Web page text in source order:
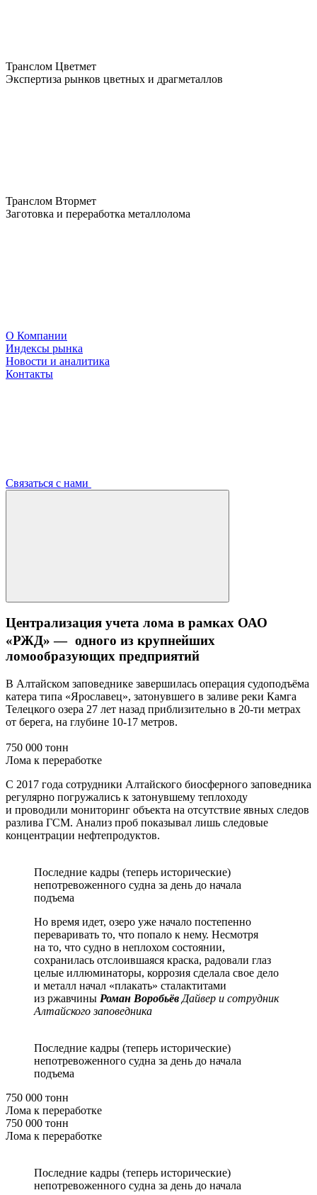
Транслом Цветмет
Экспертиза рынков цветных и драгметаллов
Транслом Втормет
Заготовка и переработка металлолома
О Компании
Индексы рынка
Новости и аналитика
Контакты
Связаться с нами
Централизация учета лома в рамках ОАО
«РЖД» — одного из крупнейших
ломообразующих предприятий
В Алтайском заповеднике завершилась операция судоподъёма
катера типа «Ярославец», затонувшего в заливе реки Камга
Телецкого озера 27 лет назад приблизительно в 20-ти метрах
от берега, на глубине 10-17 метров.
750 000 тонн
Лома к переработке
С 2017 года сотрудники Алтайского биосферного заповедника
регулярно погружались к затонувшему теплоходу
и проводили мониторинг объекта на отсутствие явных следов
разлива ГСМ. Анализ проб показывал лишь следовые
концентрации нефтепродуктов.
Последние кадры (теперь исторические)
непотревоженного судна за день до начала
подъема
Но время идет, озеро уже начало постепенно
переваривать то, что попало к нему. Несмотря
на то, что судно в неплохом состоянии,
сохранилась отслоившаяся краска, радовали глаз
целые иллюминаторы, коррозия сделала свое дело
и металл начал «плакать» сталактитами
из ржавчины Роман Воробьёв Дайвер и сотрудник
Алтайского заповедника
Последние кадры (теперь исторические)
непотревоженного судна за день до начала
подъема
750 000 тонн
Лома к переработке
750 000 тонн
Лома к переработке
Последние кадры (теперь исторические)
непотревоженного судна за день до начала